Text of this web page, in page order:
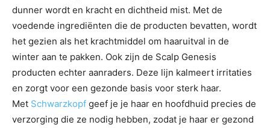
dunner wordt en kracht en dichtheid mist. Met de
voedende ingrediënten die de producten bevatten, wordt
het gezien als het krachtmiddel om haaruitval in de
winter aan te pakken. Ook zijn de Scalp Genesis
producten echter aanraders. Deze lijn kalmeert irritaties
en zorgt voor een gezonde basis voor sterk haar.
Met Schwarzkopf geef je je haar en hoofdhuid precies de
verzorging die ze nodig hebben, zodat je haar er gezond